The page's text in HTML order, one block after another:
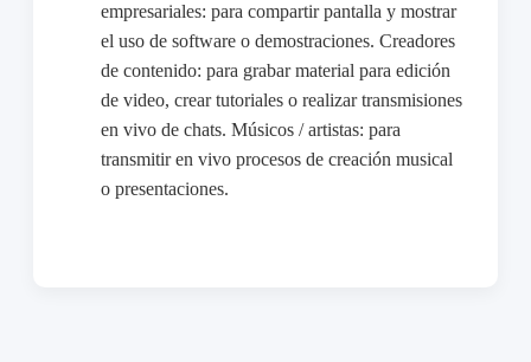
empresariales: para compartir pantalla y mostrar
el uso de software o demostraciones. Creadores
de contenido: para grabar material para edición
de video, crear tutoriales o realizar transmisiones
en vivo de chats. Músicos / artistas: para
transmitir en vivo procesos de creación musical
o presentaciones.